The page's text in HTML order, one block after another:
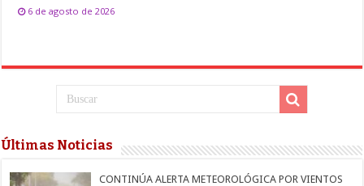
6 de agosto de 2026
Últimas Noticias
CONTINÚA ALERTA METEOROLÓGICA POR VIENTOS